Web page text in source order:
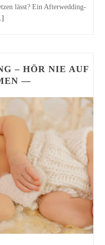
lässt? Ein Afterwedding-
– HÖR NIE AUF
—